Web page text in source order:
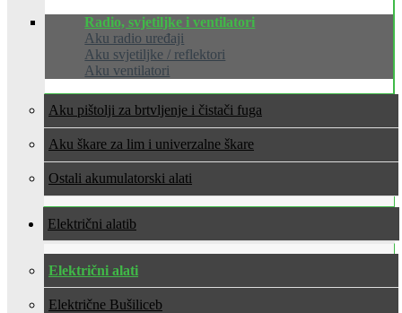
Radio, svjetiljke i ventilatori
Aku radio uređaji
Aku svjetiljke / reflektori
Aku ventilatori
Aku pištolji za brtvljenje i čistači fuga
Aku škare za lim i univerzalne škare
Ostali akumulatorski alati
Električni alati
Električni alati
Električne Bušilice